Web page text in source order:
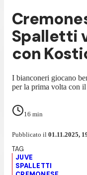
Spalletti
con
I bianconeri giocano
per la prima volta con
16 min
Pubblicato il 01.11.2025,
JUVE
SPALLETTI